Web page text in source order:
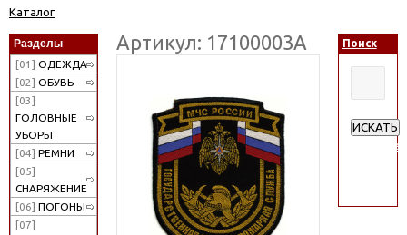
Каталог
Разделы
[01] ОДЕЖДА
[02] ОБУВЬ
[03]
ГОЛОВНЫЕ
УБОРЫ
[04] РЕМНИ
[05]
СНАРЯЖЕНИЕ
[06] ПОГОНЫ
[07]
Артикул: 17100003А Поиск
ИСКАТЬ